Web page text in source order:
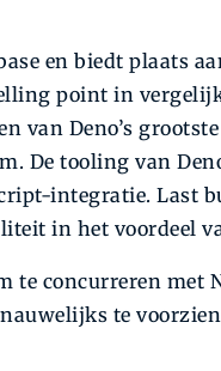
en biedt plaats
point in
van Deno’s
De tooling van
integratie. Last
in het voordeel
te concurreren met
te